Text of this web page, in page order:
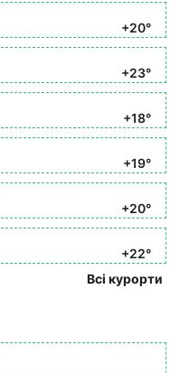
+20°
+23°
+18°
+19°
+20°
+22°
Всі курорти